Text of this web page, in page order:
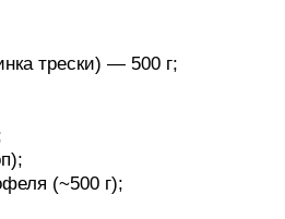
трески) — 500 г;
(~500 г);